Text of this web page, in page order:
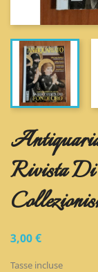
Rivista
3,00 €
Tasse incluse